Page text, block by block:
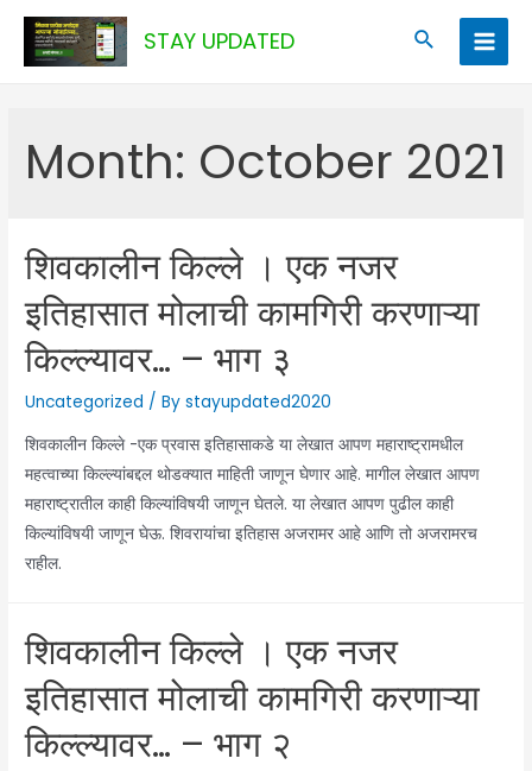
Skip
content
STAY UPDATED Search
Main
Month: October 2021
शिवकालीन किल्ले । एक नजर
इतिहासात मोलाची कामगिरी करणाऱ्या
किल्ल्यावर… – भाग ३
Uncategorized / Bystayupdated2020
शिवकालीन किल्ले -एक प्रवास इतिहासाकडे या लेखात आपण महाराष्ट्रामधील
महत्वाच्या किल्ल्यांबद्दल थोडक्यात माहिती जाणून घेणार आहे. मागील लेखात आपण
महाराष्ट्रातील काही किल्यांविषयी जाणून घेतले. या लेखात आपण पुढील काही
किल्यांविषयी जाणून घेऊ. शिवरायांचा इतिहास अजरामर आहे आणि तो अजरामरच
राहील.
शिवकालीन किल्ले । एक नजर
इतिहासात मोलाची कामगिरी करणाऱ्या
किल्ल्यावर… – भाग २